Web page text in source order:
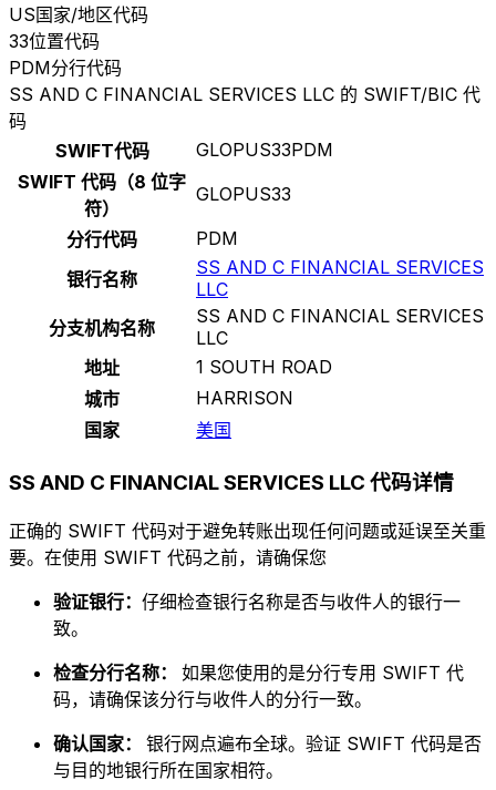
US国家/地区代码
33位置代码
PDM分行代码
SS AND C FINANCIAL SERVICES LLC 的 SWIFT/BIC 代
码
SWIFT代码
GLOPUS33PDM
SWIFT 代码（8 位字
符）
GLOPUS33
分行代码
PDM
银行名称
SS AND C FINANCIAL SERVICES
LLC
分支机构名称
SS AND C FINANCIAL SERVICES
LLC
地址
1 SOUTH ROAD
城市
HARRISON
国家
美国
SS AND C FINANCIAL SERVICES LLC 代码详情
正确的 SWIFT 代码对于避免转账出现任何问题或延误至关重
要。在使用 SWIFT 代码之前，请确保您
验证银行： 仔细检查银行名称是否与收件人的银行一
致。
检查分行名称： 如果您使用的是分行专用 SWIFT 代
码，请确保该分行与收件人的分行一致。
确认国家： 银行网点遍布全球。验证 SWIFT 代码是否
与目的地银行所在国家相符。